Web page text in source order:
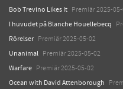
Bob Trevino Likes It Premiär 2025-05-
I huvudet på Blanche Houellebecq
Rörelser Premiär 2025-05-02
Unanimal Premiär 2025-05-02
Warfare Premiär 2025-05-02
Ocean with David Attenborough